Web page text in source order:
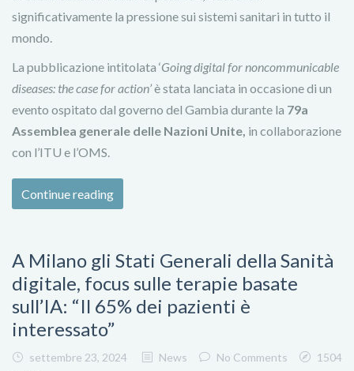
significativamente la pressione sui sistemi sanitari in tutto il
mondo.
La pubblicazione intitolata ‘Going digital for noncommunicable
diseases: the case for action’è stata lanciata in occasione di un
evento ospitato dal governo del Gambia durante la 79a
Assemblea generale delle Nazioni Unite, in collaborazione
con l’ITU e l’OMS.
Continue reading
A Milano gli Stati Generali della Sanità
digitale, focus sulle terapie basate
sull’IA: “Il 65% dei pazienti è
interessato”
settembre 23, 2024 News No Comments
1504